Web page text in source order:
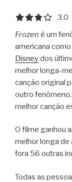
3.0
3.0
Frozen é um
americana
Disneydos
melhor longa-
canção original
outro
melhor canção
O filme ganhou
melhor longa de
fora 56 outras
Todas as